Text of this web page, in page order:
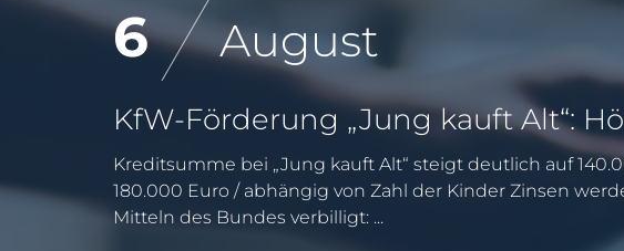
6 August
Kreditsumme bei „Jung kauft Alt“ steigt deutlich auf
180.000 Euro / abhängig von Zahl der Kinder Zinsen
Mitteln des Bundes verbilligt: ...